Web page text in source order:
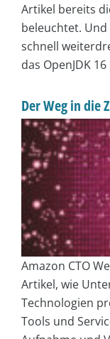
Artikel bereits
beleuchtet.
schnell
das OpenJDK
Der Weg in die
Amazon CTO
Artikel, wie
Technologien
Tools und